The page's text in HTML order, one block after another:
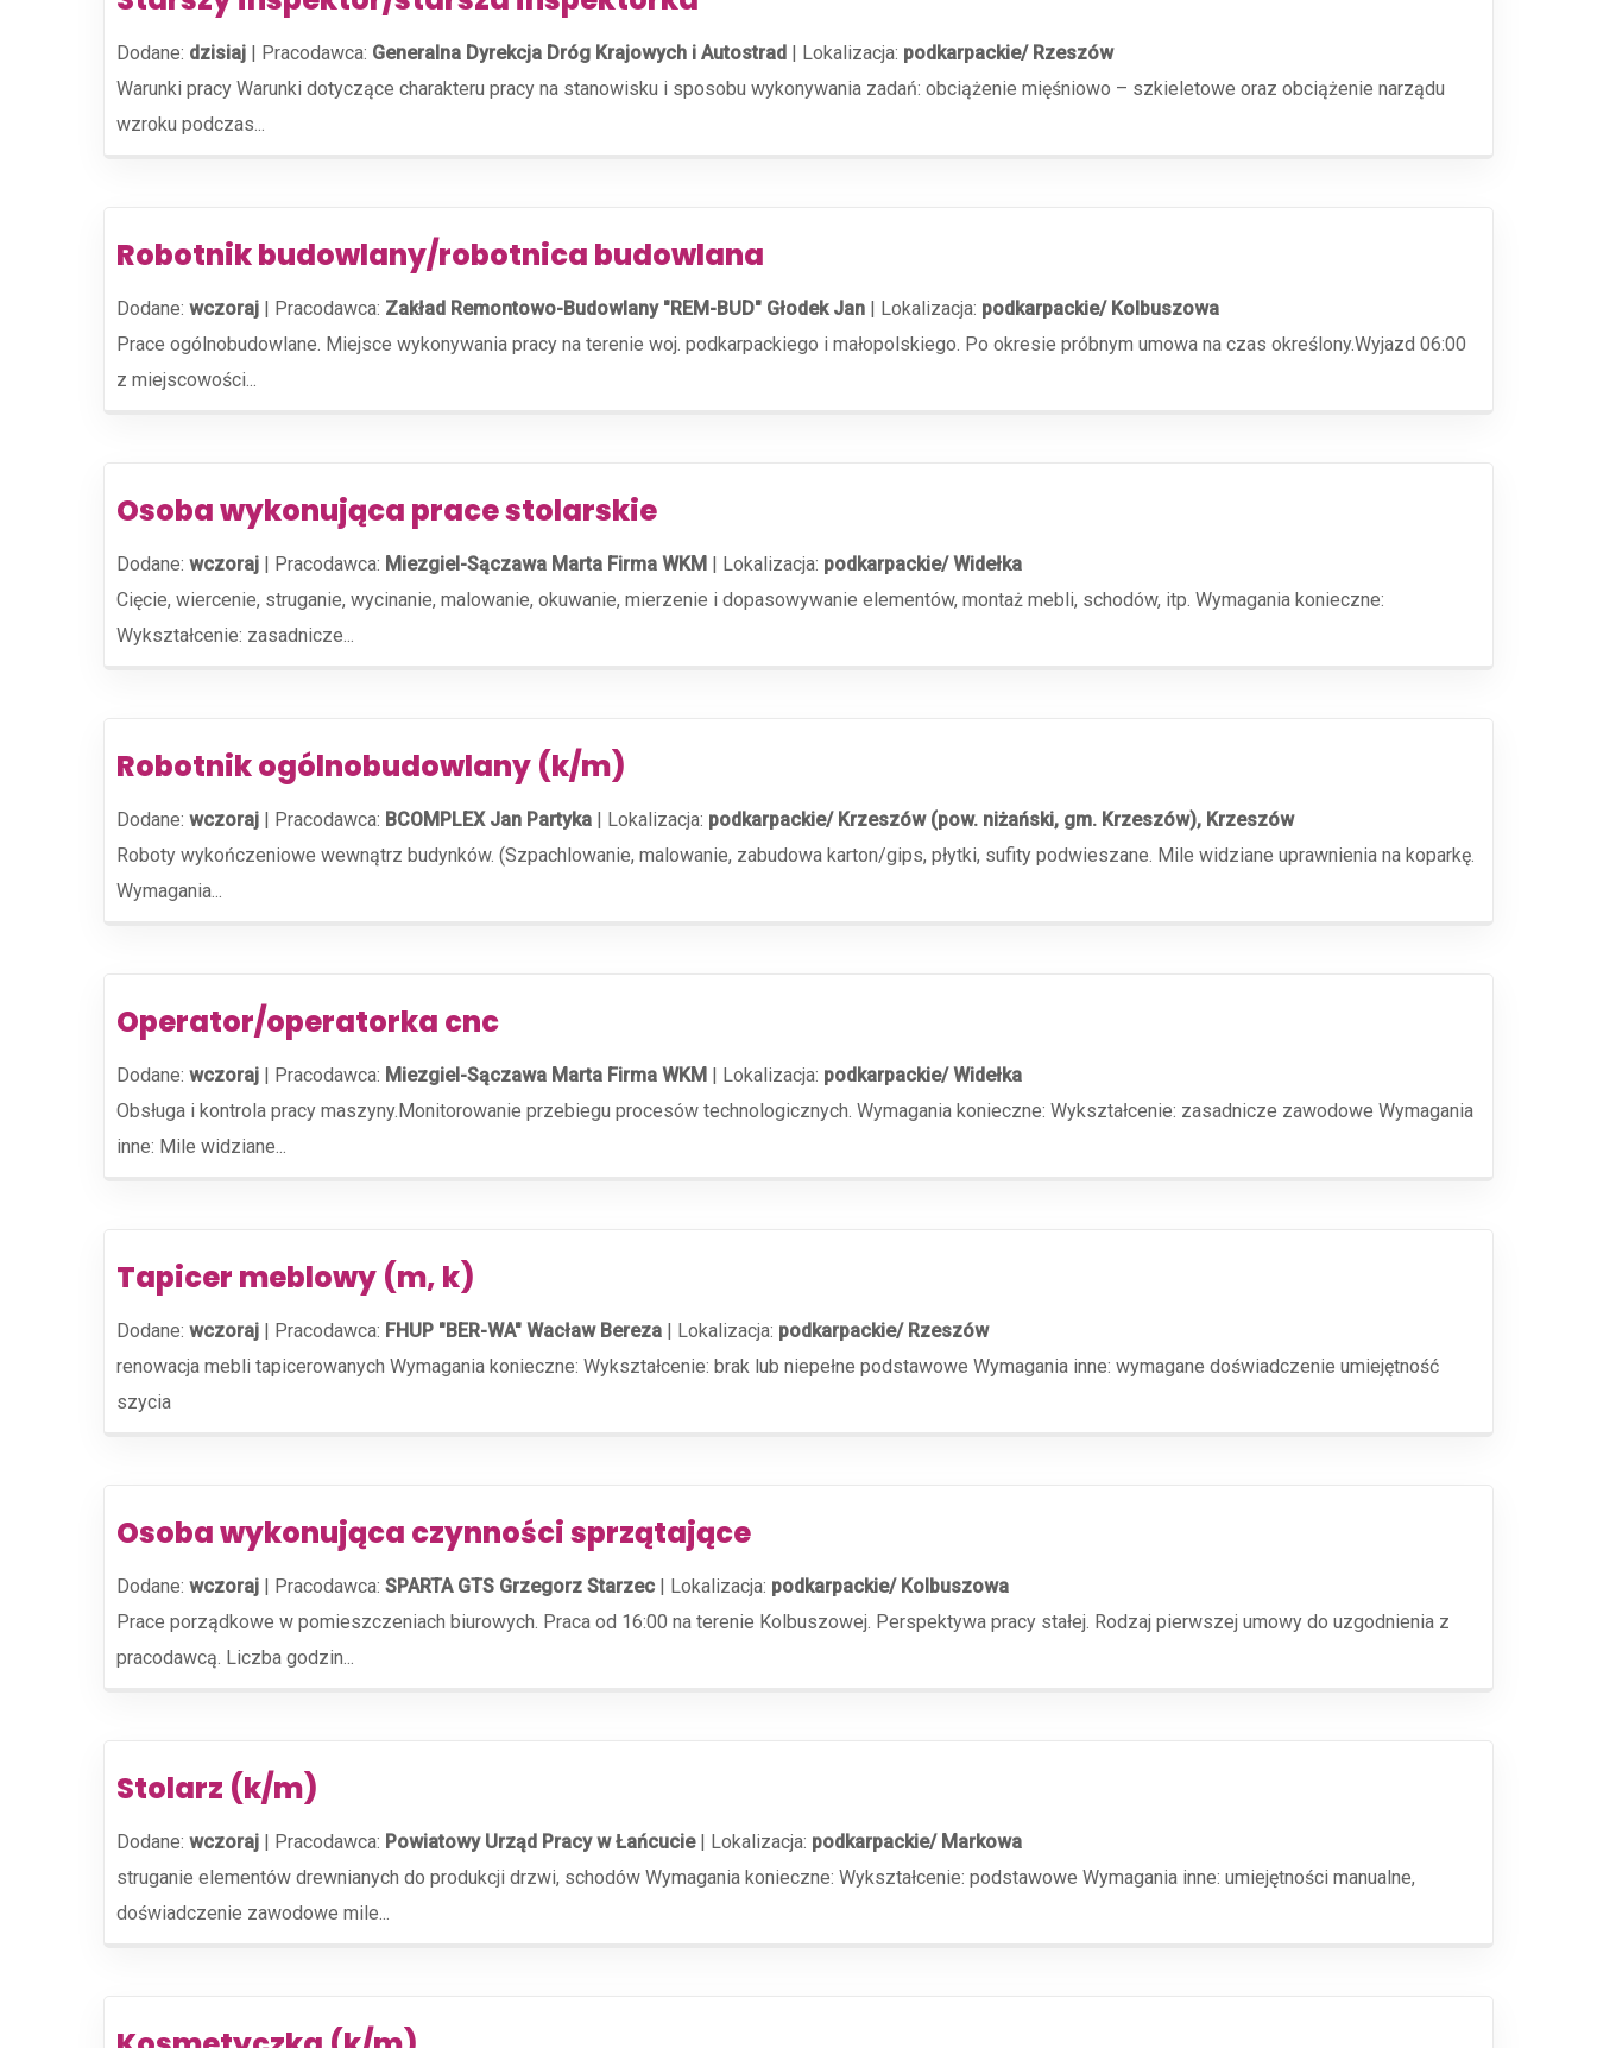
Dodane: dzisiaj | Pracodawca: Generalna Dyrekcja Dróg Krajowych i Autostrad | Lokalizacja: podkarpackie/ Rzeszów
Warunki pracy Warunki dotyczące charakteru pracy na stanowisku i sposobu wykonywania zadań: obciążenie mięśniowo – szkieletowe oraz obciążenie narządu
wzroku podczas...
Robotnik budowlany/robotnica budowlana
Dodane: wczoraj | Pracodawca: Zakład Remontowo-Budowlany "REM-BUD" Głodek Jan | Lokalizacja: podkarpackie/ Kolbuszowa
Prace ogólnobudowlane. Miejsce wykonywania pracy na terenie woj. podkarpackiego i małopolskiego. Po okresie próbnym umowa na czas określony.Wyjazd 06:00
z miejscowości...
Osoba wykonująca prace stolarskie
Dodane: wczoraj | Pracodawca: Miezgiel-Sączawa Marta Firma WKM | Lokalizacja: podkarpackie/ Widełka
Cięcie, wiercenie, struganie, wycinanie, malowanie, okuwanie, mierzenie i dopasowywanie elementów, montaż mebli, schodów, itp. Wymagania konieczne:
Wykształcenie: zasadnicze...
Robotnik ogólnobudowlany (k/m)
Dodane: wczoraj | Pracodawca: BCOMPLEX Jan Partyka | Lokalizacja: podkarpackie/ Krzeszów (pow. niżański, gm. Krzeszów), Krzeszów
Roboty wykończeniowe wewnątrz budynków. (Szpachlowanie, malowanie, zabudowa karton/gips, płytki, sufity podwieszane. Mile widziane uprawnienia na koparkę.
Wymagania...
Operator/operatorka cnc
Dodane: wczoraj | Pracodawca: Miezgiel-Sączawa Marta Firma WKM | Lokalizacja: podkarpackie/ Widełka
Obsługa i kontrola pracy maszyny.Monitorowanie przebiegu procesów technologicznych. Wymagania konieczne: Wykształcenie: zasadnicze zawodowe Wymagania
inne: Mile widziane...
Tapicer meblowy (m, k)
Dodane: wczoraj | Pracodawca: FHUP "BER-WA" Wacław Bereza | Lokalizacja: podkarpackie/ Rzeszów
renowacja mebli tapicerowanych Wymagania konieczne: Wykształcenie: brak lub niepełne podstawowe Wymagania inne: wymagane doświadczenie umiejętność
szycia
Osoba wykonująca czynności sprzątające
Dodane: wczoraj | Pracodawca: SPARTA GTS Grzegorz Starzec | Lokalizacja: podkarpackie/ Kolbuszowa
Prace porządkowe w pomieszczeniach biurowych. Praca od 16:00 na terenie Kolbuszowej. Perspektywa pracy stałej. Rodzaj pierwszej umowy do uzgodnienia z
pracodawcą. Liczba godzin...
Stolarz (k/m)
Dodane: wczoraj | Pracodawca: Powiatowy Urząd Pracy w Łańcucie| Lokalizacja: podkarpackie/ Markowa
struganie elementów drewnianych do produkcji drzwi, schodów Wymagania konieczne: Wykształcenie: podstawowe Wymagania inne: umiejętności manualne,
doświadczenie zawodowe mile...